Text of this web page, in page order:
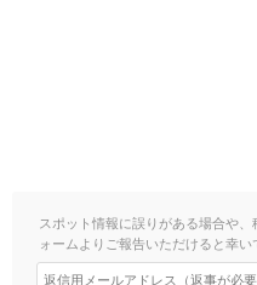
スポット情報に誤りがある場合や
ォームよりご報告いただけると幸い